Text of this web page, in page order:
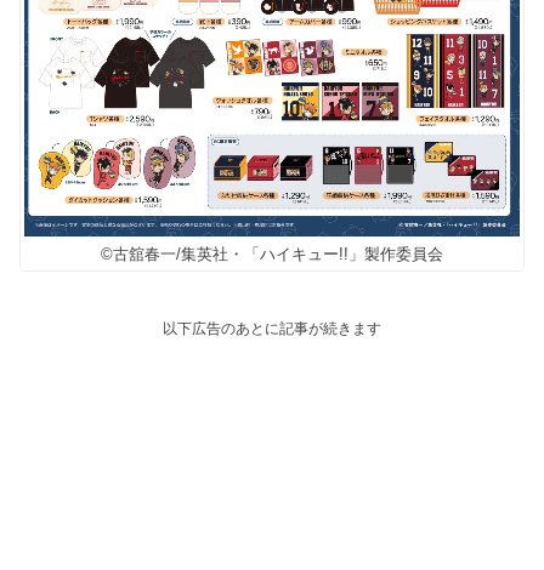
©古舘春一/集英社・「ハイキュー!!」製作委員会
以下広告のあとに記事が続きます